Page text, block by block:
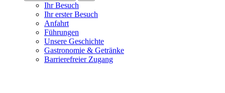
Ihr Besuch
Ihr erster Besuch
Anfahrt
Führungen
Unsere Geschichte
Gastronomie & Getränke
Barrierefreier Zugang